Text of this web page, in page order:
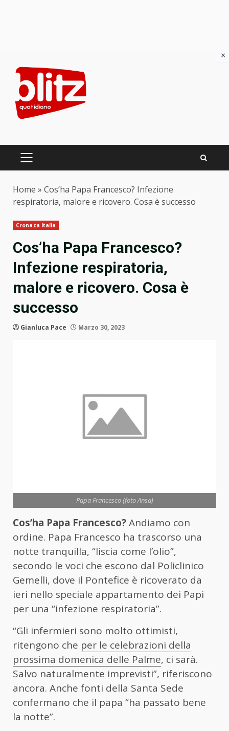
content
PRIMARY
Home » Cos’ha Papa Francesco? Infezione
respiratoria, malore e ricovero. Cosa è successo
Cronaca Italia
Cos’ha Papa Francesco?
Infezione respiratoria,
malore e ricovero. Cosa è
successo
Gianluca Pace Marzo 30, 2023
Papa Francesco (foto Ansa)
Cos’ha Papa Francesco?Andiamo con
ordine. Papa Francesco ha trascorso una
notte tranquilla, “liscia come l’olio”,
secondo le voci che escono dal Policlinico
Gemelli, dove il Pontefice è ricoverato da
ieri nello speciale appartamento dei Papi
per una “infezione respiratoria”.
“Gli infermieri sono molto ottimisti,
ritengono che per le celebrazioni della
prossima domenica delle Palme, ci sarà.
Salvo naturalmente imprevisti”, riferiscono
ancora. Anche fonti della Santa Sede
confermano che il papa “ha passato bene
la notte”.
×